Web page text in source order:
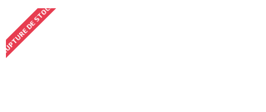
DE STOCK